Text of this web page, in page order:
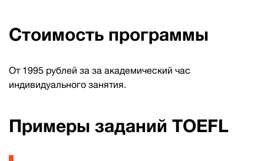
Стоимость программы
От 1995 рублей за за академический час
индивидуального занятия.
Примеры заданий TOEFL